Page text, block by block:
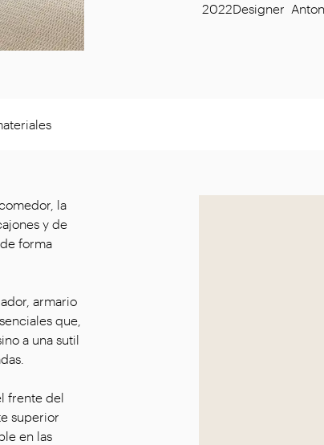
2022Designer
la
y de
forma
armario
que,
a una sutil
frente del
superior
en las